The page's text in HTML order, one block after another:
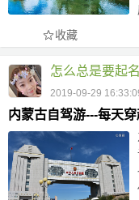
收藏
怎么总是要起
2019-09-29
内蒙古自驾游---每天